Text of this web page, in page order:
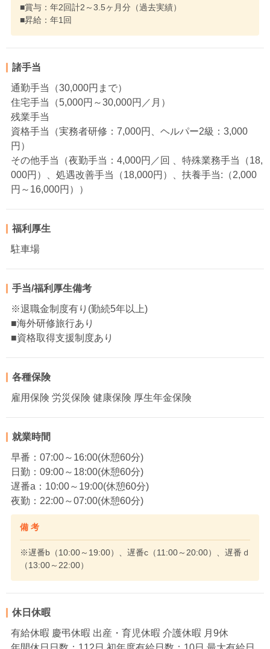
■賞与：年2回計2～3.5ヶ月分（過去実績）
■昇給：年1回
諸手当
通勤手当（30,000円まで）
住宅手当（5,000円～30,000円／月）
残業手当
資格手当（実務者研修：7,000円、ヘルパー2級：3,000
円）
その他手当（夜勤手当：4,000円／回 、特殊業務手当（18,
000円）、処遇改善手当（18,000円）、扶養手当:（2,000
円～16,000円））
福利厚生
駐車場
手当/福利厚生備考
※退職金制度有り(勤続5年以上)
■海外研修旅行あり
■資格取得支援制度あり
各種保険
雇用保険 労災保険 健康保険 厚生年金保険
就業時間
早番：07:00～16:00(休憩60分)
日勤：09:00～18:00(休憩60分)
遅番a：10:00～19:00(休憩60分)
夜勤：22:00～07:00(休憩60分)
備 考
※遅番b（10:00～19:00）、遅番c（11:00～20:00）、遅番ｄ
（13:00～22:00）
休日休暇
有給休暇 慶弔休暇 出産・育児休暇 介護休暇 月9休